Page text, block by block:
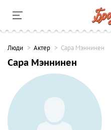
Люди Актер Сара Мэннинен
Сара Мэннинен